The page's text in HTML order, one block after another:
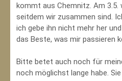
kommt aus Chemnitz. Am 3.5.
seitdem wir zusammen sind.
ich gebe ihn nicht mehr her
das Beste, was mir passieren
Bitte betet auch noch für
noch möglichst lange habe.